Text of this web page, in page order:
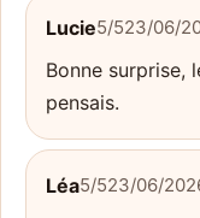
Lucie5/523/06/
Bonne surprise,
pensais.
Léa5/523/06/